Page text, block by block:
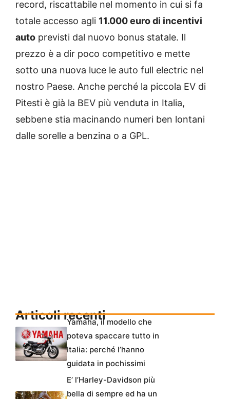
record, riscattabile nel momento in cui si fa
totale accesso agli 11.000 euro di incentivi
auto previsti dal nuovo bonus statale. Il
prezzo è a dir poco competitivo e mette
sotto una nuova luce le auto full electric nel
nostro Paese. Anche perché la piccola EV di
Pitesti è già la BEV più venduta in Italia,
sebbene stia macinando numeri ben lontani
dalle sorelle a benzina o a GPL.
Articoli recentiYamaha, il modello che
poteva spaccare tutto in
Italia: perché l’hanno
guidata in pochissimi
E’ l’Harley-Davidson più
bella di sempre ed ha un